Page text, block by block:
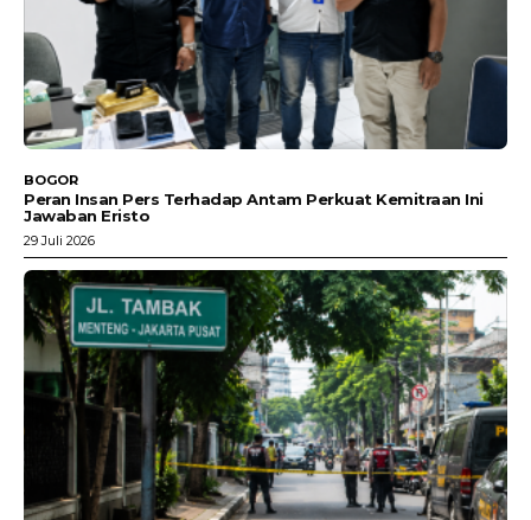
BOGOR
Peran Insan Pers Terhadap Antam Perkuat Kemitraan Ini
Jawaban Eristo
29 Juli 2026